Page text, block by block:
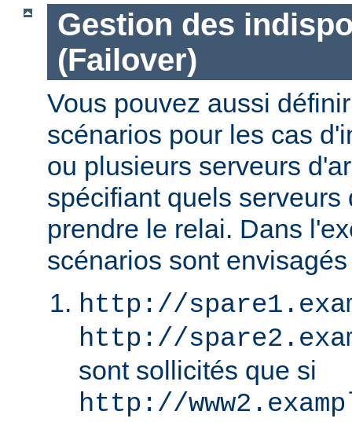
Gestion des
(Failover)
Vous pouvez aussi
scénarios pour les cas
ou plusieurs serveurs
spécifiant quels serveurs
prendre le relai. Dans
scénarios sont
http://
http://
sont sollicités que si
http://